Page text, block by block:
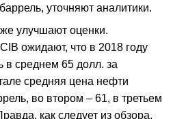
уточняют аналитики.
улучшают оценки.
ожидают, что в 2018 году
в среднем 65 долл. за
средняя цена нефти
во втором – 61, в третьем
как следует из обзора,